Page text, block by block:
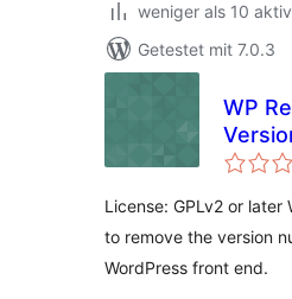
weniger als 10
Getestet mit 7.0.3
WP
License: GPLv2 or later
to remove the version
WordPress front end.